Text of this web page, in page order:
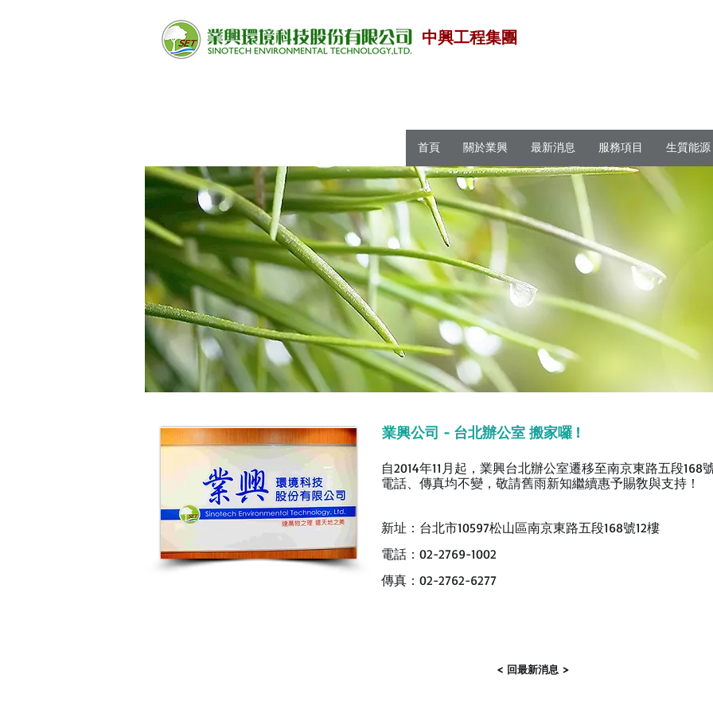
中興工程集團
首頁 關於業興 最新消息 服務項目 生質能源
業興公司 - 台北辦公室 搬家囉 !
自2014年11月起，業興台北辦公室遷移至南京東路五段168
電話、傳真均不變， 敬請舊雨新知繼續惠予賜敎與支持！
新址：台北市10597松山區南京東路五段168號12樓
電話：02-2769-1002
傳真：02-2762-6277
< 回最新消息 >